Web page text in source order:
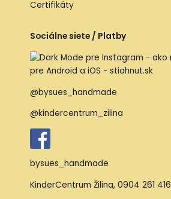
Certifikáty
Sociálne siete / Platby
@bysues_handmade
@kindercentrum_zilina
bysues_handmade
KinderCentrum Žilina, 0904 261 416